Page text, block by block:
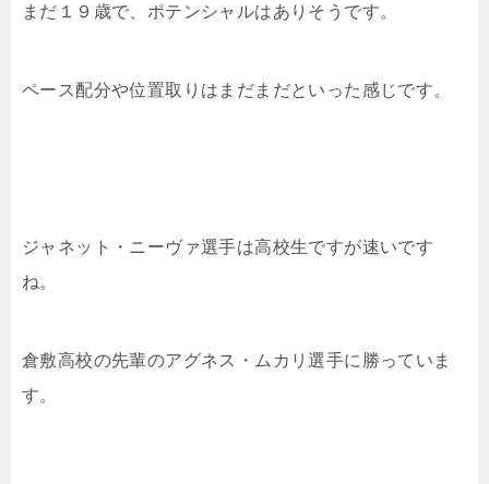
まだ１９歳で、ポテンシャルはありそうです。
ペース配分や位置取りはまだまだといった感じです。
ジャネット・ニーヴァ選手は高校生ですが速いです
ね。
倉敷高校の先輩のアグネス・ムカリ選手に勝っていま
す。